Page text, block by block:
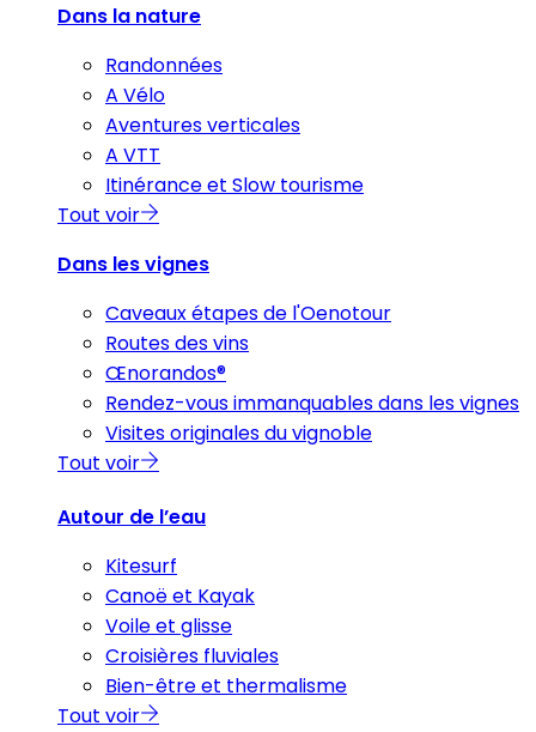
Dans la nature
Randonnées
A Vélo
Aventures verticales
A VTT
Itinérance et Slow tourisme
Tout voir
Dans les vignes
Caveaux étapes de l'Oenotour
Routes des vins
Œnorandos®
Rendez-vous immanquables dans les vignes
Visites originales du vignoble
Tout voir
Autour de l’eau
Kitesurf
Canoë et Kayak
Voile et glisse
Croisières fluviales
Bien-être et thermalisme
Tout voir